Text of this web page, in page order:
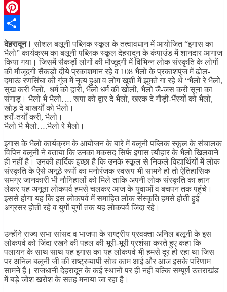
Telegram
Pinterest
Share
देहरादून। सोशल बलूनी पब्लिक स्कूल के तत्वावधान में आयोजित “इगास का
भैलो” कार्यक्रम का बलूनी पब्लिक स्कूल देहरादून के कंपाउंड में शानदार आगाज
किया गया। जिसमें सैकड़ों लोगों की मौजूदगी में विभिन्न लोक संस्कृति के लोगों
की मौजूदगी सैकड़ों दीये प्रकाशमान रहे व 108 भैलो के प्रकाशपुंज में ढोल-
दमाऊं रणसिंघा की गूंज में नृत्य हुआ व लोग खुशी में झूमते गा रहे थे “भैलो रे भैलो,
सुख करी भैलो, धर्म को द्वारी, भैलो धर्म की खोली, भैलो जै-जस करी सूना का
संगाड़। भैलो भै भैलो…. रूपा को द्वार दे भैलो, खरक दे गौड़ी-भैंस्यों को भैलो,
खोड़ दे बाखर्यों को भैलो।
हर्रों-तर्यों करी, भैलो।
भैलो भै भैलो….भैलो रे भैलो।
इगास के भैलो कार्यक्रम के आयोजन के बारे में बलूनी पब्लिक स्कूल के संचालक
विपिन बलूनी ने बताया कि उनका मकसद सिर्फ इगास त्यौहार के भैलो खिलवाने
ही नहीं है। उनकी हार्दिक इच्छा है कि उनके स्कूल से निकले विद्यार्थियों में लोक
संस्कृति के ऐसे अनूठे रूपों का मनोरंजक स्वरूप भी सामने हो तो ऐतिहासिक
समग्र जानकारी भी नौनिहालों को मिले ताकि अपनी लोक संस्कृति का ज्ञान
लेकर यह अनूठा लोकपर्व हमसे चलकर आज के युवाओं व बचपन तक पहुंचे।
इससे होगा यह कि इस लोकपर्व में समाहित लोक संस्कृति हमसे होती हुई
अग्रसर होती रहे व युगों युगों तक यह लोकपर्व जिंदा रहे।
उन्होंने राज्य सभा सांसद व भाजपा के राष्ट्रीय प्रवक्ता अनिल बलूनी के इस
लोकपर्व को जिंदा रखने की पहल की भूरी-भूरी प्रशंसा करते हुए कहा कि
पलायन के साथ साथ यह इगास का यह लोकपर्व भी हमसे दूर हो रहा था जिस
पर अनिल बलूनी जी की राष्ट्रव्यापी सोच काम आई और आज इसके परिणाम
सामने हैं। राजधानी देहरादून के कई स्थानों पर ही नहीं बल्कि सम्पूर्ण उत्तराखंड
में बड़े जोश खरोश के सतह मनाया जा रहा है।